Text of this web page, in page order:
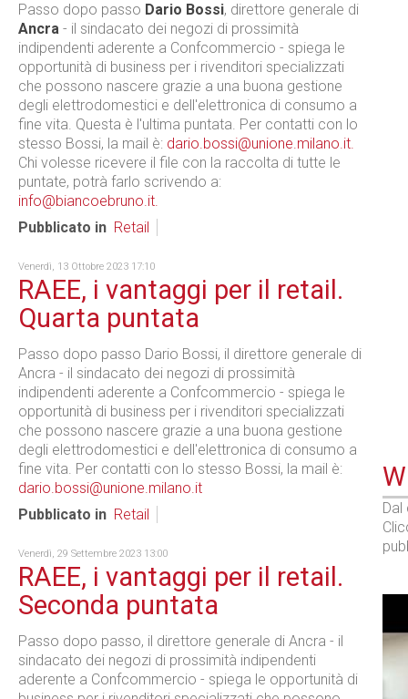
Passo dopo passo Dario Bossi, direttore generale di
Ancra - il sindacato dei negozi di prossimità
indipendenti aderente a Confcommercio - spiega le
opportunità di business per i rivenditori specializzati
che possono nascere grazie a una buona gestione
degli elettrodomestici e dell'elettronica di consumo a
fine vita. Questa è l'ultima puntata. Per contatti con lo
stesso Bossi, la mail è: dario.bossi@unione.milano.it.
Chi volesse ricevere il file con la raccolta di tutte le
puntate, potrà farlo scrivendo a:
info@biancoebruno.it.
Pubblicato in Retail
Venerdì, 13 Ottobre 2023 17:10
RAEE, i vantaggi per il retail.
Quarta puntata
Passo dopo passo Dario Bossi, il direttore generale di
Ancra - il sindacato dei negozi di prossimità
indipendenti aderente a Confcommercio - spiega le
opportunità di business per i rivenditori specializzati
che possono nascere grazie a una buona gestione
degli elettrodomestici e dell'elettronica di consumo a
fine vita. Per contatti con lo stesso Bossi, la mail è:
dario.bossi@unione.milano.it
Pubblicato in Retail
Venerdì, 29 Settembre 2023 13:00
RAEE, i vantaggi per il retail.
Seconda puntata
Passo dopo passo, il direttore generale di Ancra - il
sindacato dei negozi di prossimità indipendenti
aderente a Confcommercio - spiega le opportunità di